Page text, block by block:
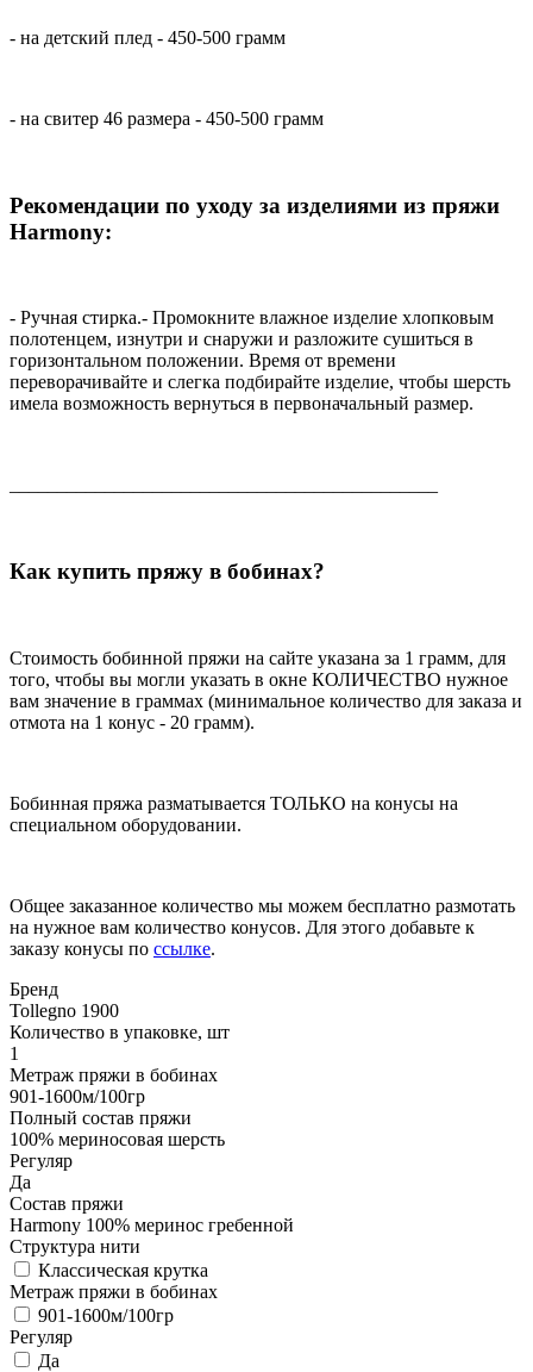
- на детский плед - 450-500 грамм ⠀
- на свитер 46 размера - 450-500 грамм
Рекомендации по уходу за изделиями из пряжи
Harmony:
- Ручная стирка.- Промокните влажное изделие хлопковым
полотенцем, изнутри и снаружи и разложите сушиться в
горизонтальном положении. Время от времени
переворачивайте и слегка подбирайте изделие, чтобы шерсть
имела возможность вернуться в первоначальный размер.
Как купить пряжу в бобинах?
Стоимость бобинной пряжи на сайте указана за 1 грамм, для
того, чтобы вы могли указать в окне КОЛИЧЕСТВО нужное
вам значение в граммах (минимальное количество для заказа и
отмота на 1 конус - 20 грамм).
Бобинная пряжа разматывается ТОЛЬКО на конусы на
специальном оборудовании.
Общее заказанное количество мы можем бесплатно размотать
на нужное вам количество конусов. Для этого добавьте к
заказу конусы по ссылке.
Бренд
Tollegno 1900
Количество в упаковке, шт
1
Метраж пряжи в бобинах
901-1600м/100гр
Полный состав пряжи
100% мериносовая шерсть
Регуляр
Да
Состав пряжи
Harmony 100% меринос гребенной
Структура нити
Классическая крутка
Метраж пряжи в бобинах
901-1600м/100гр
Регуляр
Да